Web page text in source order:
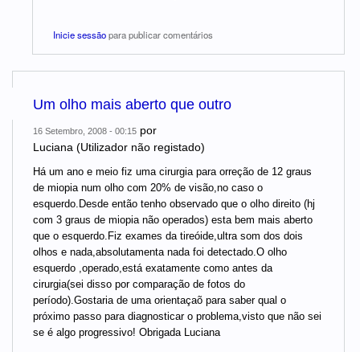
Inicie sessãopara publicar comentários
Um olho mais aberto que outro
16 Setembro, 2008 - 00:15 por
Luciana (Utilizador não registado)
Há um ano e meio fiz uma cirurgia para orreção de 12 graus
de miopia num olho com 20% de visão,no caso o
esquerdo.Desde então tenho observado que o olho direito (hj
com 3 graus de miopia não operados) esta bem mais aberto
que o esquerdo.Fiz exames da tireóide,ultra som dos dois
olhos e nada,absolutamenta nada foi detectado.O olho
esquerdo ,operado,está exatamente como antes da
cirurgia(sei disso por comparação de fotos do
período).Gostaria de uma orientaçaõ para saber qual o
próximo passo para diagnosticar o problema,visto que não sei
se é algo progressivo! Obrigada Luciana